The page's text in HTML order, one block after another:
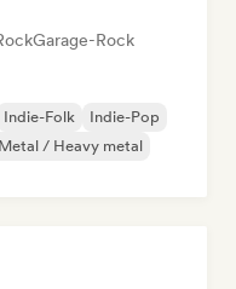
Garage-Rock
Indie-Folk
Indie-Pop
Metal / Heavy metal